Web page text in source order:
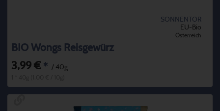
SONNENTOR
EU-Bio
Österreich
BIO Wongs Reisgewürz
3,99 € * / 40g